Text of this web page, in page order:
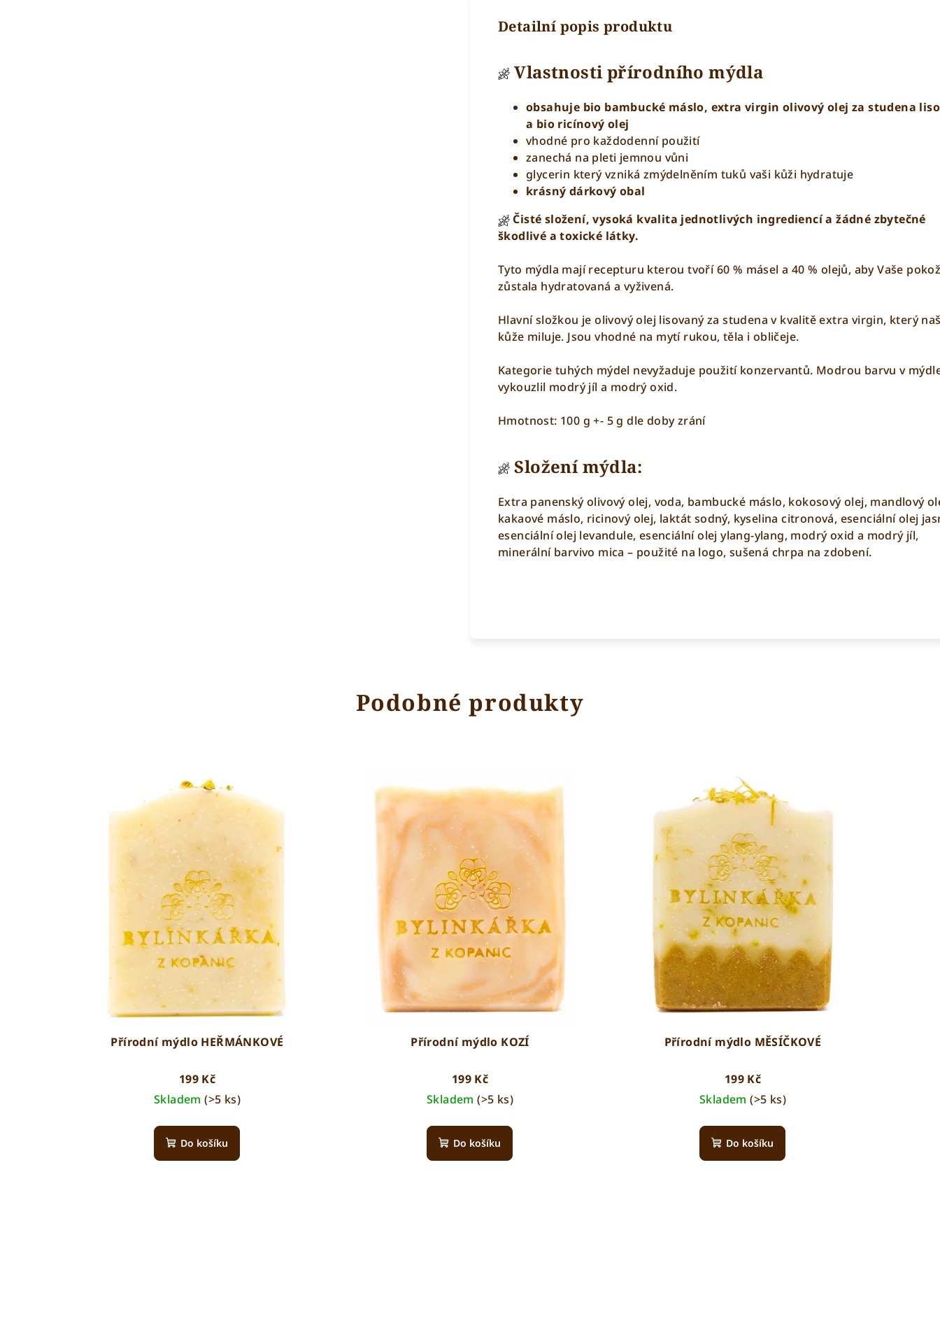
Detailní popis produktu
Vlastnosti přírodního mýdla
obsahuje bio bambucké máslo, extra virgin olivový olej za studena
a bio ricínový olej
vhodné pro každodenní použití
zanechá na pleti jemnou vůni
glycerin který vzniká zmýdelněním tuků vaši kůži hydratuje
krásný dárkový obal
Čisté složení, vysoká kvalita jednotlivých ingrediencí a žádné zbytečné
škodlivé a toxické látky.
Tyto mýdla mají recepturu kterou tvoří 60 % másel a 40 % olejů, aby Vaše
zůstala hydratovaná a vyživená.
Hlavní složkou je olivový olej lisovaný za studena v kvalitě extra virgin, který
kůže miluje. Jsou vhodné na mytí rukou, těla i obličeje.
Kategorie tuhých mýdel nevyžaduje použití konzervantů. Modrou barvu v
vykouzlil modrý jíl a modrý oxid.
Hmotnost: 100 g +- 5 g dle doby zrání
Složení mýdla:
Extra panenský olivový olej, voda, bambucké máslo, kokosový olej, mandlový
kakaové máslo, ricinový olej, laktát sodný, kyselina citronová, esenciální olej
esenciální olej levandule, esenciální olej ylang-ylang, modrý oxid a modrý jíl,
minerální barvivo mica – použité na logo, sušená chrpa na zdobení.
Podobné produkty
Přírodní mýdlo HEŘMÁNKOVÉ
199 Kč
Skladem(>5 ks)
Do košíku
Přírodní mýdlo KOZÍ
199 Kč
Skladem(>5 ks)
Do košíku
Přírodní mýdlo MĚSÍČKOVÉ
199 Kč
Skladem(>5 ks)
Do košíku